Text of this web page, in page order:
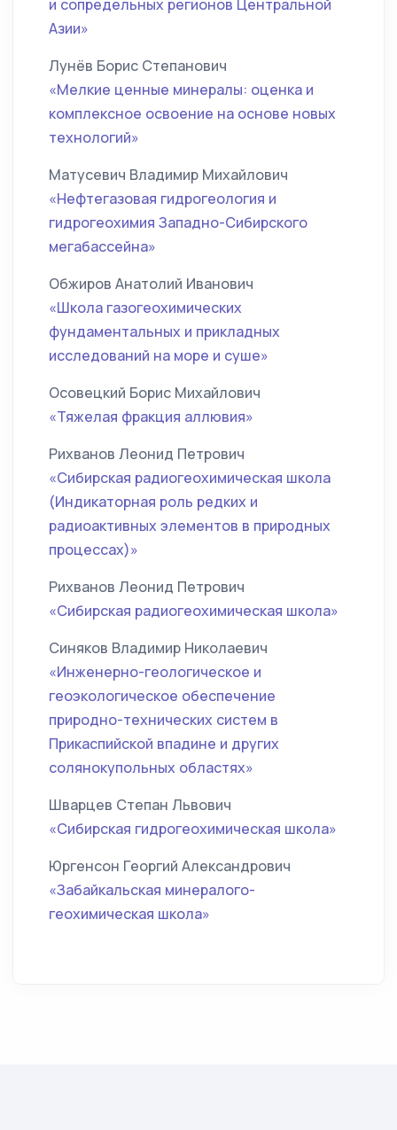
и сопредельных регионов Центральной
Азии»
Лунёв Борис Степанович
«Мелкие ценные минералы: оценка и
комплексное освоение на основе новых
технологий»
Матусевич Владимир Михайлович
«Нефтегазовая гидрогеология и
гидрогеохимия Западно-Сибирского
мегабассейна»
Обжиров Анатолий Иванович
«Школа газогеохимических
фундаментальных и прикладных
исследований на море и суше»
Осовецкий Борис Михайлович
«Тяжелая фракция аллювия»
Рихванов Леонид Петрович
«Сибирская радиогеохимическая школа
(Индикаторная роль редких и
радиоактивных элементов в природных
процессах)»
Рихванов Леонид Петрович
«Сибирская радиогеохимическая школа»
Синяков Владимир Николаевич
«Инженерно-геологическое и
геоэкологическое обеспечение
природно-технических систем в
Прикаспийской впадине и других
солянокупольных областях»
Шварцев Степан Львович
«Сибирская гидрогеохимическая школа»
Юргенсон Георгий Александрович
«Забайкальская минералого-
геохимическая школа»